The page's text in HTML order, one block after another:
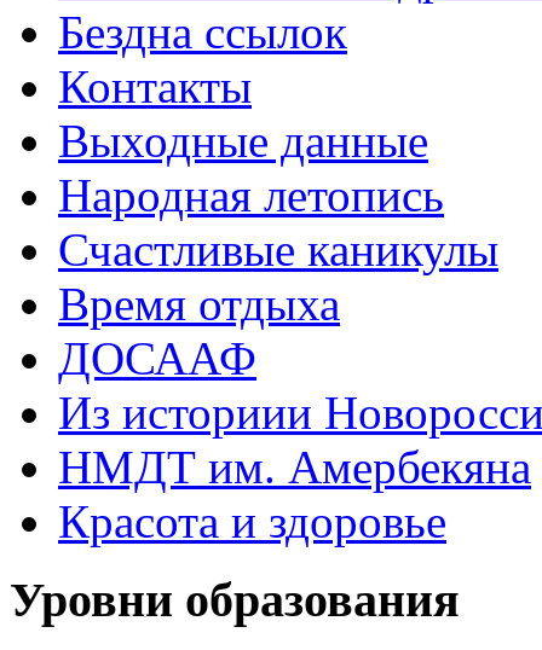
Бездна ссылок
Контакты
Выходные данные
Народная летопись
Счастливые каникулы
Время отдыха
ДОСААФ
Из историии
НМДТ им. Амербекяна
Красота и здоровье
Уровни образования